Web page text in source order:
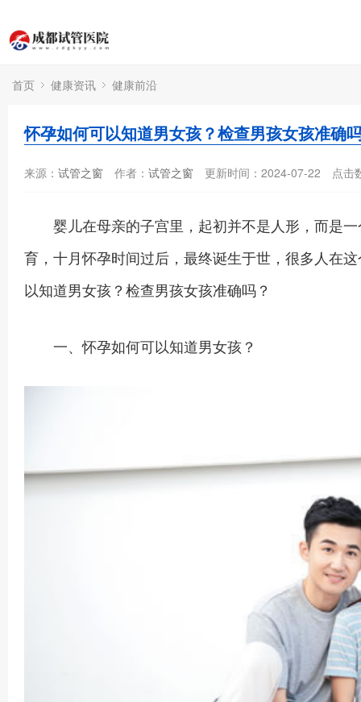
首页 健康资讯 健康前沿
怀孕如何可以知道男女孩？检查男孩女孩准确
来源： 试管之窗 作者： 试管之窗 更新时间：2024-07-22 点击
婴儿在母亲的子宫里，起初并不是人形，而是一
育，十月怀孕时间过后，最终诞生于世，很多人在
以知道男女孩？检查男孩女孩准确吗？
一、怀孕如何可以知道男女孩？